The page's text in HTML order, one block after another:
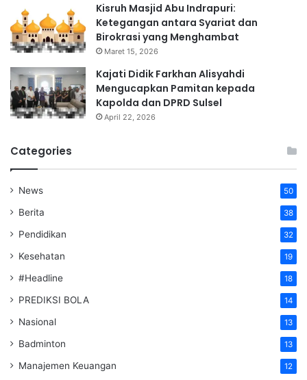
Kisruh Masjid Abu Indrapuri:
Ketegangan antara Syariat dan
Birokrasi yang Menghambat
Maret 15, 2026
Kajati Didik Farkhan Alisyahdi
Mengucapkan Pamitan kepada
Kapolda dan DPRD Sulsel
April 22, 2026
Categories
News 50
Berita 38
Pendidikan 32
Kesehatan 19
#Headline 18
PREDIKSI BOLA 14
Nasional 13
Badminton 13
Manajemen Keuangan 12